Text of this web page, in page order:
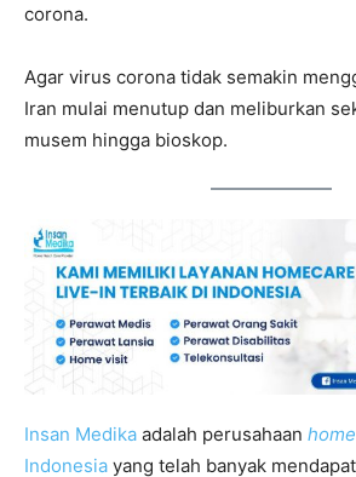
corona.
Agar virus corona tidak semakin
Iran mulai menutup dan meliburkan
musem hingga bioskop.
Insan Medika adalah perusahaan
Indonesia yang telah banyak